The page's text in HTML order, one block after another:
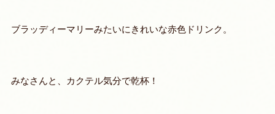
ブラッディーマリーみたいにきれいな赤色ドリンク。
みなさんと、カクテル気分で乾杯！